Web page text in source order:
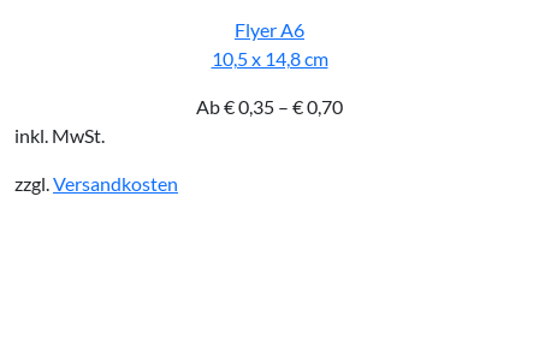
Flyer A6
10,5 x 14,8 cm
Ab€0,35 – €0,70
inkl. MwSt.
zzgl.Versandkosten